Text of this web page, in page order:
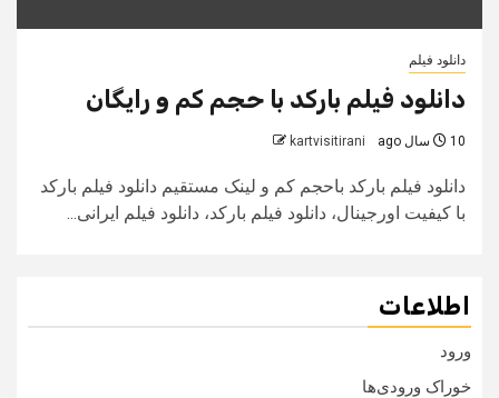
دانلود فیلم
دانلود فیلم بارکد با حجم کم و رایگان
10 سال ago kartvisitirani
دانلود فیلم بارکد باحجم کم و لینک مستقیم دانلود فیلم بارکد
با کیفیت اورجینال، دانلود فیلم بارکد، دانلود فیلم ایرانی...
اطلاعات
ورود
خوراک ورودی‌ها